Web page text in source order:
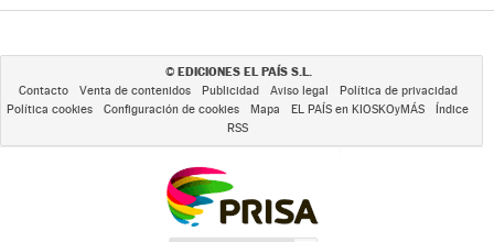
© EDICIONES EL PAÍS S.L.
Contacto Venta de contenidos Publicidad Aviso legal
Política de privacidad
Política cookies
Configuración de cookies Mapa EL PAÍS en KIOSKOyMÁS
Índice
RSS